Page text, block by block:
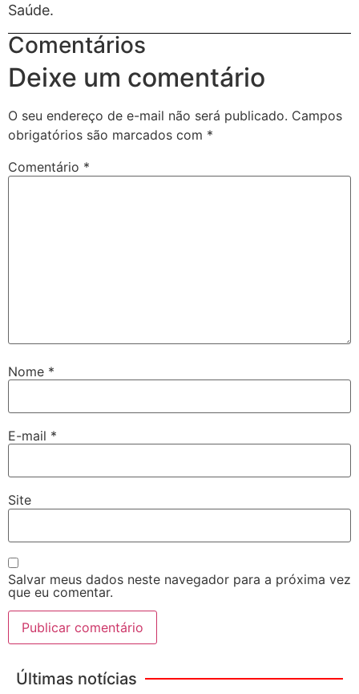
Saúde.
Comentários
Deixe um comentário
O seu endereço de e-mail não será publicado. Campos
obrigatórios são marcados com *
Comentário *
Nome *
E-mail *
Site
Salvar meus dados neste navegador para a próxima vez
que eu comentar.
Últimas notícias